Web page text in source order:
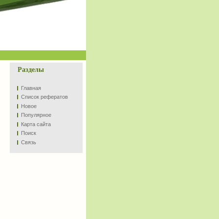
Разделы
Главная
Список рефератов
Новое
Популярное
Карта сайта
Поиск
Связь